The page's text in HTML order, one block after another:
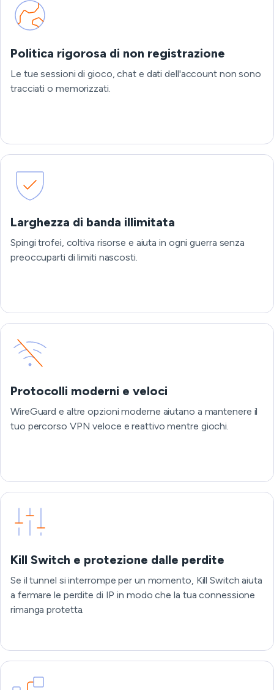
Politica rigorosa di non registrazione
Le tue sessioni di gioco, chat e dati dell'account non sono
tracciati o memorizzati.
Larghezza di banda illimitata
Spingi trofei, coltiva risorse e aiuta in ogni guerra senza
preoccuparti di limiti nascosti.
Protocolli moderni e veloci
WireGuard e altre opzioni moderne aiutano a mantenere il
tuo percorso VPN veloce e reattivo mentre giochi.
Kill Switch e protezione dalle perdite
Se il tunnel si interrompe per un momento, Kill Switch aiuta
a fermare le perdite di IP in modo che la tua connessione
rimanga protetta.